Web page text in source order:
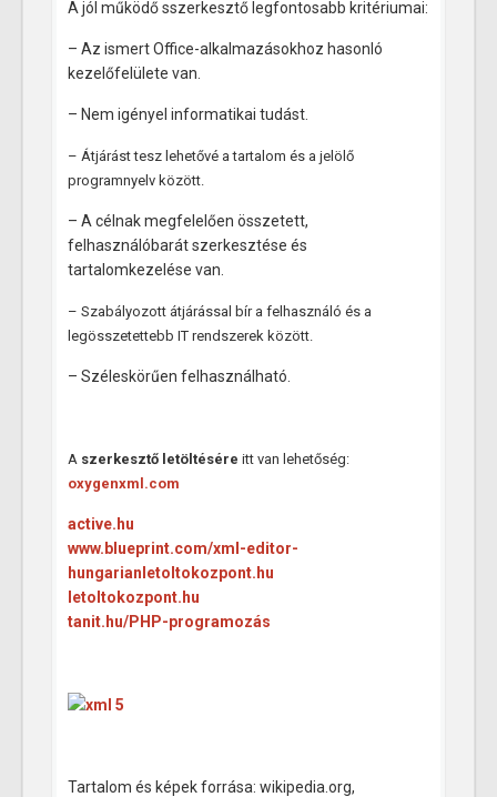
A jól működő sszerkesztő legfontosabb kritériumai:
– Az ismert Office-alkalmazásokhoz hasonló
kezelőfelülete van.
– Nem igényel informatikai tudást.
– Átjárást tesz lehetővé a tartalom és a jelölő
programnyelv között.
– A célnak megfelelően összetett,
felhasználóbarát szerkesztése és
tartalomkezelése van.
– Szabályozott átjárással bír a felhasználó és a
legösszetettebb IT rendszerek között.
– Széleskörűen felhasználható.
A szerkesztő letöltésére itt van lehetőség:
oxygenxml.com
active.hu
www.blueprint.com/xml-editor-
hungarianletoltokozpont.hu
letoltokozpont.hu
tanit.hu/PHP-programozás
Tartalom és képek forrása: wikipedia.org,